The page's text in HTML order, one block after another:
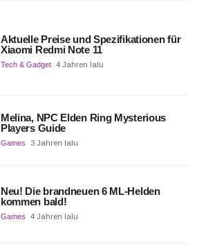
Aktuelle Preise und Spezifikationen für
Xiaomi Redmi Note 11
Tech & Gadget 4 Jahren lalu
Melina, NPC Elden Ring Mysterious
Players Guide
Games 3 Jahren lalu
Neu! Die brandneuen 6 ML-Helden
kommen bald!
Games 4 Jahren lalu